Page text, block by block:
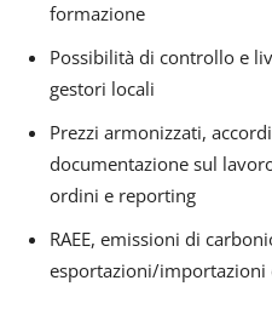
formazione
Possibilità di controllo e
gestori locali
Prezzi armonizzati,
documentazione sul
ordini e reporting
RAEE, emissioni di
esportazioni/importazioni